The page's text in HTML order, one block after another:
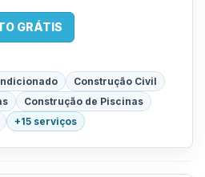
GRÁTIS
Construção Civil
Construção de Piscinas
+15 serviços